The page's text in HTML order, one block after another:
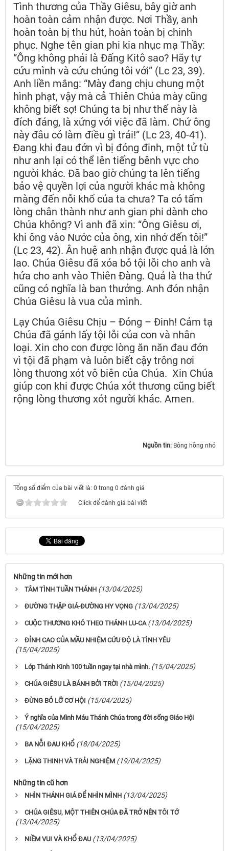
Tình thương của Thầy Giêsu, bây giờ anh
hoàn toàn cảm nhận được. Nơi Thầy, anh
hoàn toàn bị thu hút, hoàn toàn bị chinh
phục. Nghe tên gian phi kia nhục mạ Thầy:
“Ông không phải là Đấng Kitô sao? Hãy tự
cứu mình và cứu chúng tôi với” (Lc 23, 39).
Anh liền mắng: “Mày đang chịu chung một
hình phạt, vậy mà cả Thiên Chúa mày cũng
không biết sợ! Chúng ta bị như thế này là
đích đáng, là xứng với việc đã làm. Chứ ông
này đâu có làm điều gì trái!” (Lc 23, 40-41).
Đang khi đau đớn vì bị đóng đinh, một tử tù
như anh lại có thể lên tiếng bênh vực cho
người khác. Đã bao giờ chúng ta lên tiếng
bảo vệ quyền lợi của người khác mà không
màng đến nỗi khổ của ta chưa? Ta có tấm
lòng chân thành như anh gian phi dành cho
Chúa không? Vì anh đã xin: “Ông Giêsu ơi,
khi ông vào Nước của ông, xin nhớ đến tôi!”
(Lc 23, 42). Ân huệ anh nhận được quả là lớn
lao. Chúa Giêsu đã xóa bỏ tội lỗi cho anh và
hứa cho anh vào Thiên Đàng. Quả là tha thứ
cũng có nghĩa là ban thưởng. Anh đón nhận
Chúa Giêsu là vua của mình.
Lạy Chúa Giêsu Chịu – Đóng – Đinh! Cảm tạ
Chúa đã gánh lấy tội lỗi của con và nhân
loại. Xin cho con được lòng ăn năn đau đớn
vì tội đã phạm và luôn biết cậy trông nơi
lòng thương xót vô biên của Chúa. Xin Chúa
giúp con khi được Chúa xót thương cũng biết
rộng lòng thương xót người khác. Amen.
Nguồn tin: Bông hồng nhỏ
Tổng số điểm của bài viết là: 0 trong 0 đánh giá
Click để đánh giá bài viết
Những tin mới hơn
TÂM TÌNH TUẦN THÁNH (13/04/2025)
ĐƯỜNG THẬP GIÁ-ĐƯỜNG HY VỌNG (13/04/2025)
CUỘC THƯƠNG KHÓ THEO THÁNH LU-CA (13/04/2025)
ĐỈNH CAO CỦA MẦU NHIỆM CỨU ĐỘ LÀ TÌNH YÊU
(15/04/2025)
Lớp Thánh Kinh 100 tuần ngay tại nhà mình. (15/04/2025)
CHÚA GIÊSU LÀ BÁNH BỞI TRỜI (15/04/2025)
ĐỪNG BỎ LỠ CƠ HỘI (15/04/2025)
Ý nghĩa của Mình Máu Thánh Chúa trong đời sống Giáo Hội
(15/04/2025)
BA NỖI ĐAU KHỔ (18/04/2025)
LẶNG THINH VÀ TRẢI NGHIỆM (19/04/2025)
Những tin cũ hơn
NHÌN THÁNH GIÁ ĐỂ NHÌN MÌNH (13/04/2025)
CHÚA GIÊSU, MỘT THIÊN CHÚA ĐÃ TRỞ NÊN TÔI TỚ
(13/04/2025)
NIỀM VUI VÀ KHỔ ĐAU (13/04/2025)